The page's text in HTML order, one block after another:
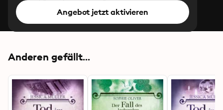
Angebot jetzt aktivieren
Anderen gefällt...